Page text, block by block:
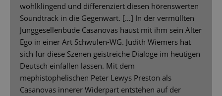
wohlklingend und differenziert diesen hörenswerten
Soundtrack in die Gegenwart. […] In der vermüllten
Junggesellenbude Casanovas haust mit ihm sein Alter
Ego in einer Art Schwulen-WG. Judith Wiemers hat
sich für diese Szenen geistreiche Dialoge im heutigen
Deutsch einfallen lassen. Mit dem
mephistophelischen Peter Lewys Preston als
Casanovas innerer Widerpart entstehen auf der